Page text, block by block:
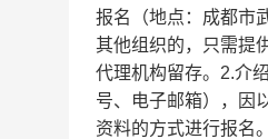
报名（地点：成都市
其他组织的，只需提
代理机构留存。2.介
号、电子邮箱），因
资料的方式进行报名。